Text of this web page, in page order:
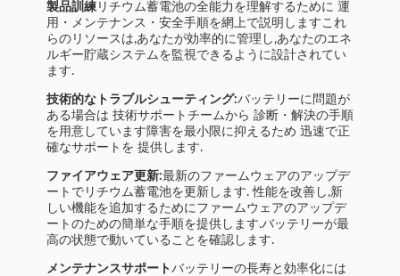
製品訓練 リチウム蓄電池の全能力を理解するために 運
用・メンテナンス・安全手順を網上で説明しますこれ
らのリソースは,あなたが効率的に管理し,あなたのエネ
ルギー貯蔵システムを監視できるように設計されてい
ます.
技術的なトラブルシューティング:バッテリーに問題が
ある場合は 技術サポートチームから 診断・解決の手順
を用意しています障害を最小限に抑えるため 迅速で正
確なサポートを 提供します.
ファイアウェア更新:最新のファームウェアのアップデ
ートでリチウム蓄電池を更新します. 性能を改善し,新
しい機能を追加するためにファームウェアのアップデ
ートのための簡単な手順を提供します.バッテリーが最
高の状態で動いていることを確認します.
メンテナンスサポートバッテリーの長寿と効率化には